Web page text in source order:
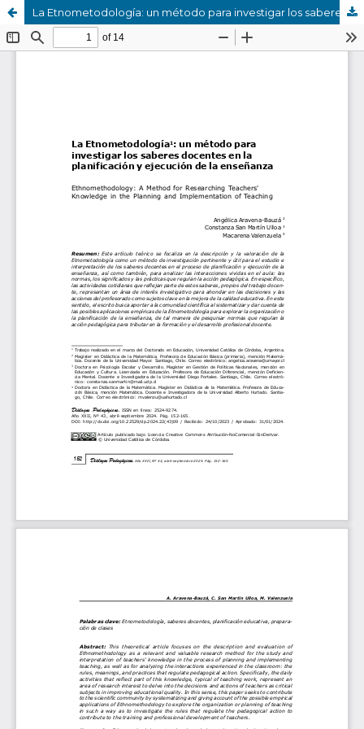
La Etnometodología: un método para investigar los saberes docentes en la planificación y ejecución de la enseñanza